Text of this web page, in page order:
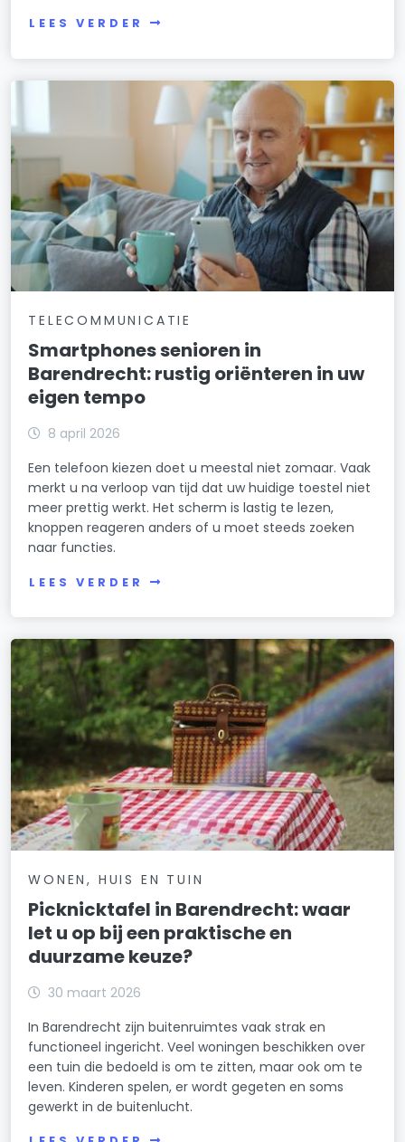
LEES VERDER
TELECOMMUNICATIE
Smartphones senioren in
Barendrecht: rustig oriënteren in uw
eigen tempo
8 april 2026
Een telefoon kiezen doet u meestal niet zomaar. Vaak
merkt u na verloop van tijd dat uw huidige toestel niet
meer prettig werkt. Het scherm is lastig te lezen,
knoppen reageren anders of u moet steeds zoeken
naar functies.
LEES VERDER
WONEN, HUIS EN TUIN
Picknicktafel in Barendrecht: waar
let u op bij een praktische en
duurzame keuze?
30 maart 2026
In Barendrecht zijn buitenruimtes vaak strak en
functioneel ingericht. Veel woningen beschikken over
een tuin die bedoeld is om te zitten, maar ook om te
leven. Kinderen spelen, er wordt gegeten en soms
gewerkt in de buitenlucht.